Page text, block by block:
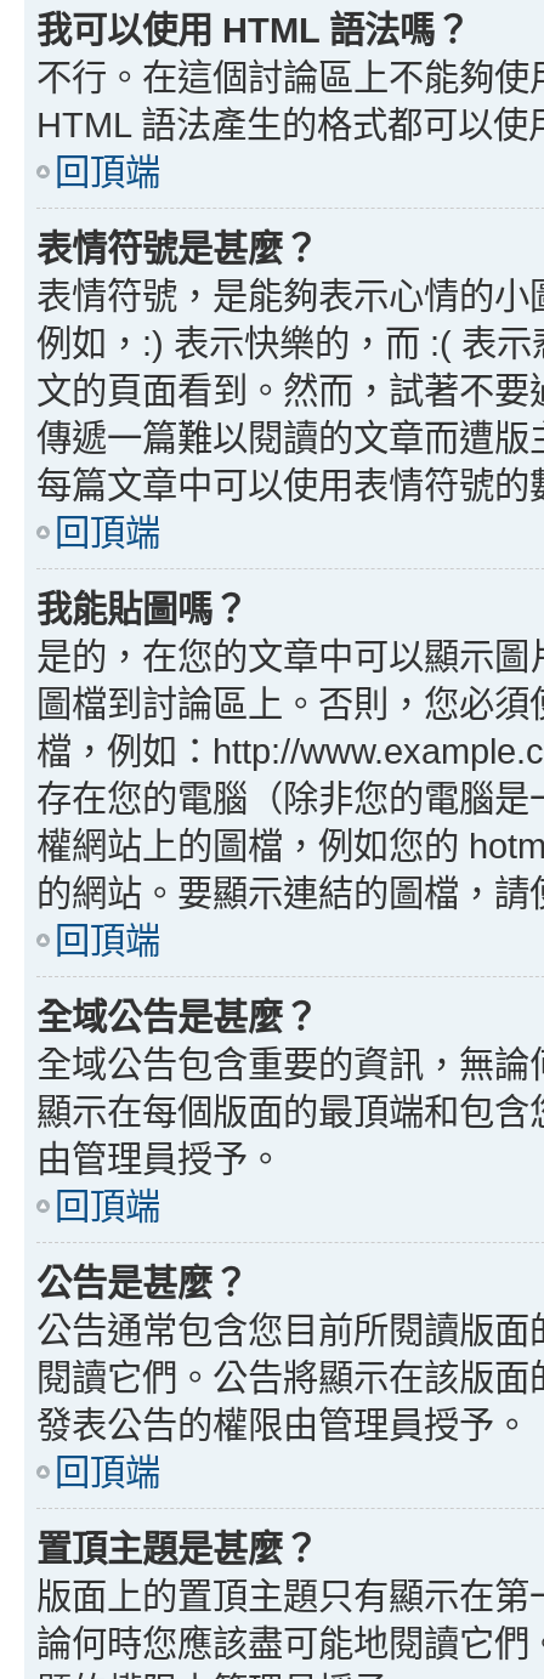
我可以使用 HTML 語法嗎？
不行。在這個討論區上不能夠
HTML 語法產生的格式都可以
回頂端
表情符號是甚麼？
表情符號，是能夠表示心情的
例如，:) 表示快樂的，而 :( 表
文的頁面看到。然而，試著不
傳遞一篇難以閱讀的文章而遭
每篇文章中可以使用表情符號的
回頂端
我能貼圖嗎？
是的，在您的文章中可以顯示
圖檔到討論區上。否則，您必
檔，例如：http://
存在您的電腦（除非您的電腦
權網站上的圖檔，例如您的
的網站。要顯示連結的圖檔，
回頂端
全域公告是甚麼？
全域公告包含重要的資訊，無
顯示在每個版面的最頂端和包
由管理員授予。
回頂端
公告是甚麼？
公告通常包含您目前所閱讀版
閱讀它們。公告將顯示在該版
發表公告的權限由管理員授予。
回頂端
置頂主題是甚麼？
版面上的置頂主題只有顯示在
論何時您應該盡可能地閱讀它